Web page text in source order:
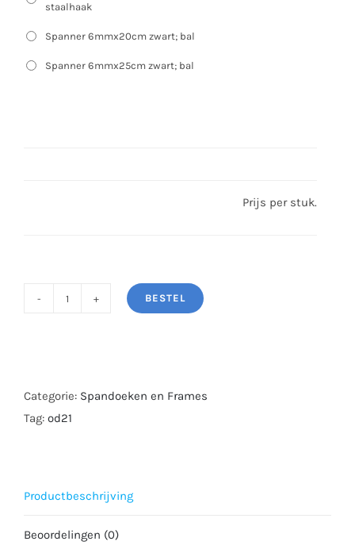
staalhaak
Spanner 6mmx20cm zwart; bal
Spanner 6mmx25cm zwart; bal
Prijs per stuk.
BESTEL
Categorie: Spandoeken en Frames
Tag: od21
Productbeschrijving
Beoordelingen (0)